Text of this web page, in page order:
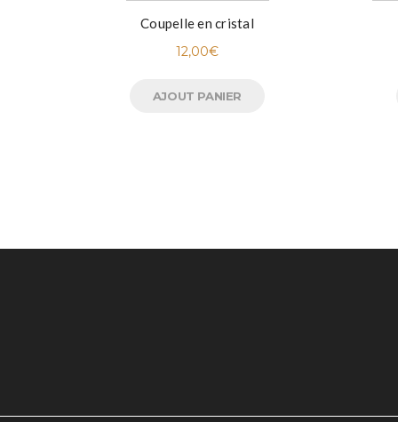
Coupelle en cristal
12,00€
AJOUT PANIER